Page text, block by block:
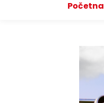
Početna